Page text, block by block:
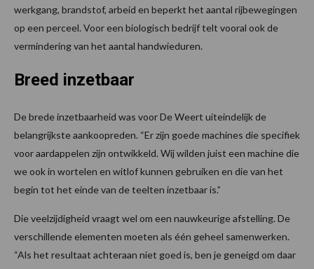
werkgang, brandstof, arbeid en beperkt het aantal rijbewegingen
op een perceel. Voor een biologisch bedrijf telt vooral ook de
vermindering van het aantal handwieduren.
Breed inzetbaar
De brede inzetbaarheid was voor De Weert uiteindelijk de
belangrijkste aankoopreden. “Er zijn goede machines die specifiek
voor aardappelen zijn ontwikkeld. Wij wilden juist een machine die
we ook in wortelen en witlof kunnen gebruiken en die van het
begin tot het einde van de teelten inzetbaar is.”
Die veelzijdigheid vraagt wel om een nauwkeurige afstelling. De
verschillende elementen moeten als één geheel samenwerken.
“Als het resultaat achteraan niet goed is, ben je geneigd om daar